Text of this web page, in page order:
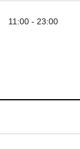
11:00 - 23:00